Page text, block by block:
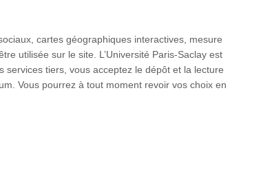
CESAER, EUA, EUF, LERU, U7+
cartes géographiques interactives, mesure
utilisée sur le site. L’Université Paris-Saclay est
services tiers, vous acceptez le dépôt et la lecture
Vous pourrez à tout moment revoir vos choix en